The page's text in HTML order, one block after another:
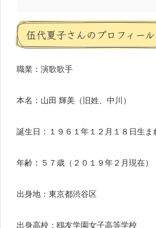
伍代夏子さんのプロフィール
職業：演歌歌手
本名：山田 輝美（旧姓、中川）
誕生日：１９６１年１２月１８日生ま
年齢：５７歳（２０１９年２月現在）
出身地：東京都渋谷区
出身高校：鴎友学園女子高等学校